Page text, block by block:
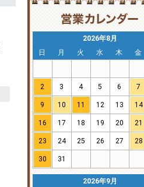
2026年8月
日
月 火 水 木 金
2 3 4 5 6 7
9 10 11 12 13 14
16 17 18 19 20 21
23 24 25 26 27 28
30 31
2026年9月